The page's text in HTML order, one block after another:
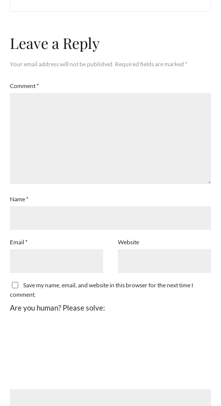
Leave a Reply
Your email address will not be published. Required fields are marked *
Comment*
Name*
Email * Website
Save my name, email, and website in this browser for the next time I
comment.
Are you human? Please solve: